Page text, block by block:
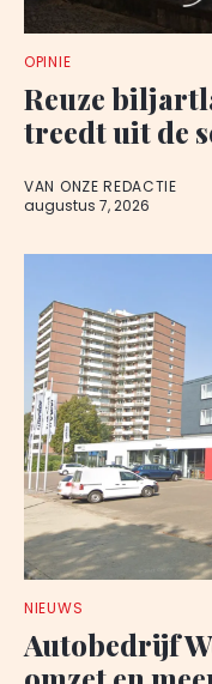
OPINIE
Reuze
treedt uit de
VAN ONZE REDACTIE
augustus 7, 2026
NIEUWS
Autobedrijf